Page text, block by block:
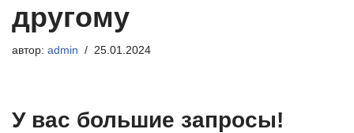
другому
автор: admin 25.01.2024
У вас большие запросы!